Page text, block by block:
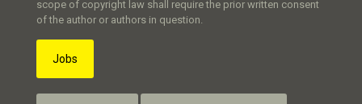
scope of copyright law shall require the prior written consent
of the author or authors in question.
Jobs